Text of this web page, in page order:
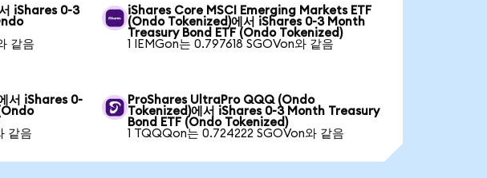
iShares 0-3
같음
iShares Core MSCI Emerging Markets ETF
(Ondo Tokenized)에서 iShares 0-3 Month
Treasury Bond ETF (Ondo Tokenized)
1 IEMGon는 0.797618 SGOVon와 같음
서 iShares 0-
같음
ProShares UltraPro QQQ (Ondo
Tokenized)에서 iShares 0-3 Month Treasury
Bond ETF (Ondo Tokenized)
1 TQQQon는 0.724222 SGOVon와 같음